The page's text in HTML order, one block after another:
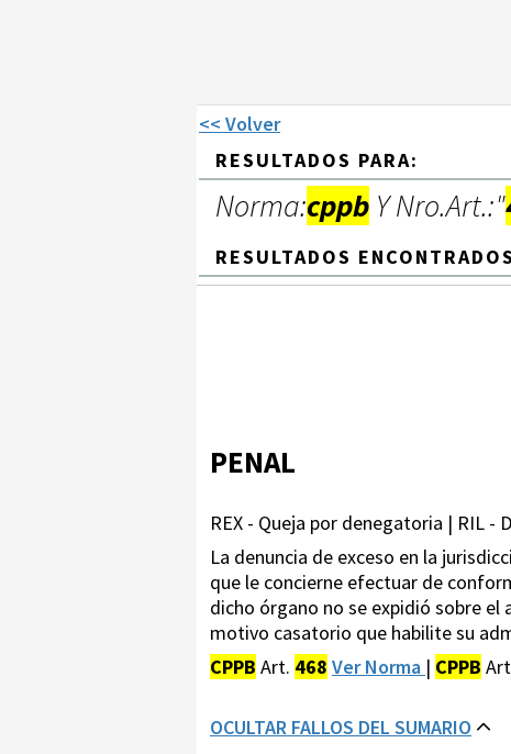
<< Volver
RESULTADOS PARA:
Norma:cppb Y Nro.Art.:"
RESULTADOS ENCONTRADOS
PENAL
REX - Queja por denegatoria | RIL -
La denuncia de exceso en la
que le concierne efectuar de
dicho órgano no se expidió sobre
motivo casatorio que habilite su
CPPB Art. 468 Ver Norma | CPPB
OCULTAR FALLOS DEL SUMARIO